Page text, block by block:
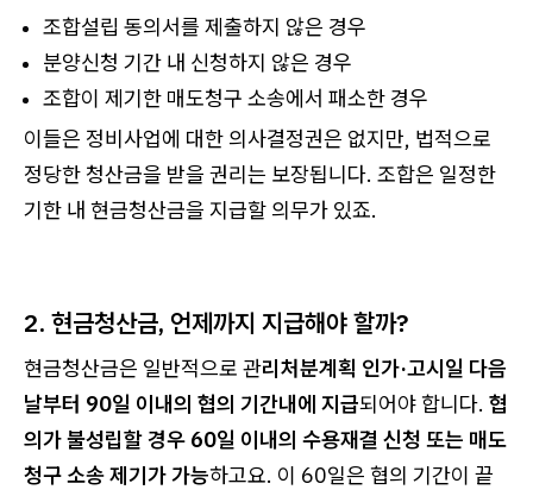
조합설립 동의서를 제출하지 않은 경우
분양신청 기간 내 신청하지 않은 경우
조합이 제기한 매도청구 소송에서 패소한 경우
이들은 정비사업에 대한 의사결정권은 없지만, 법적으로
정당한 청산금을 받을 권리는 보장됩니다. 조합은 일정한
기한 내 현금청산금을 지급할 의무가 있죠.
2. 현금청산금, 언제까지 지급해야 할까?
현금청산금은 일반적으로 관리처분계획 인가·고시일 다음
날부터 90일 이내의 협의 기간내에 지급되어야 합니다. 협
의가 불성립할 경우 60일 이내의 수용재결 신청 또는 매도
청구 소송 제기가 가능하고요. 이 60일은 협의 기간이 끝